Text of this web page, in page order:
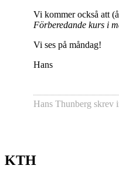
Vi kommer också att
Förberedande kurs i
Vi ses på måndag!
Hans
Hans Thunberg skrev
KTH